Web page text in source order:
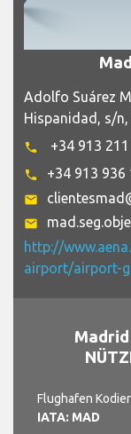
Adolfo Suárez
Hispanidad, s/
phone +34 913
phone +34 913 936
email
email
http://
airport/airport-
Flughafen
IATA: MAD